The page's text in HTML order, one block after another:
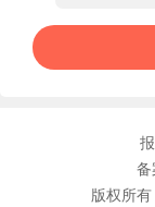
备
版权所